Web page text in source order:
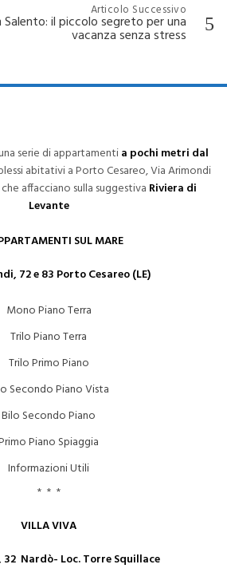
Articolo Successivo
il piccolo segreto per una
vacanza senza stress
serie di appartamentia pochi metri dal
abitativi a Porto Cesareo, Via Arimondi
affacciano sulla suggestiva Riviera di
Levante
SUL MARE
72 e 83 Porto Cesareo (LE)
Mono Piano Terra
Trilo Piano Terra
Trilo Primo Piano
Secondo Piano Vista
Bilo Secondo Piano
Piano Spiaggia
Informazioni Utili
* * *
VILLA VIVA
Nardò- Loc. Torre Squillace